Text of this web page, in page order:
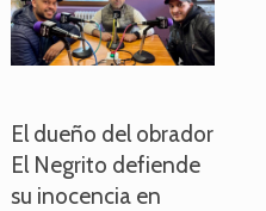
El dueño del obrador
El Negrito defiende
su inocencia en